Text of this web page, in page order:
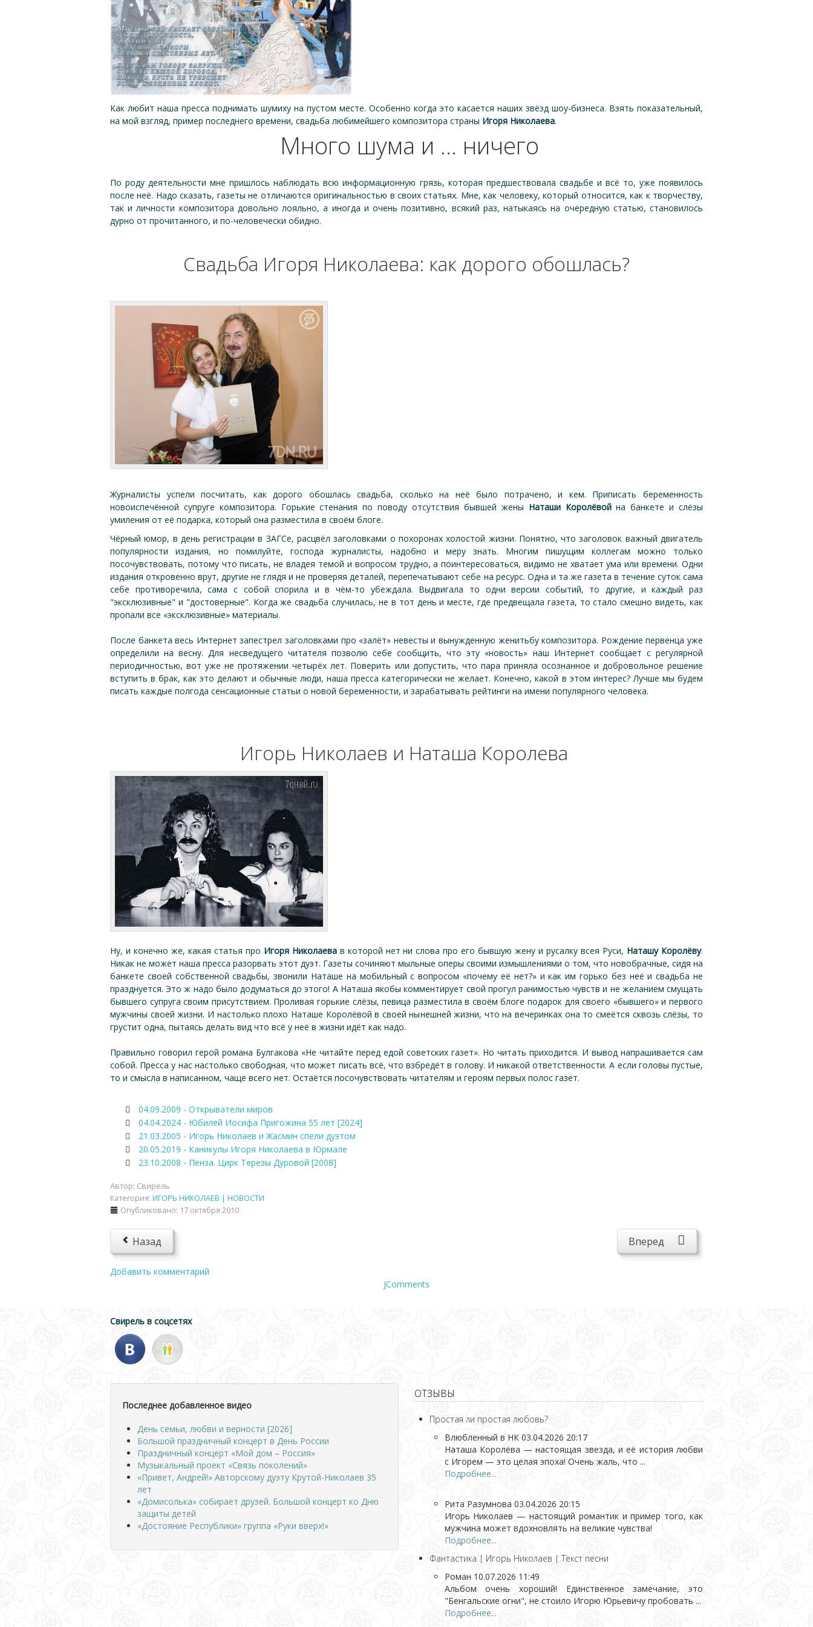
Как любит наша пресса поднимать шумиху на пустом месте. Особенно когда это касается наших звёзд шоу-бизнеса. Взять показательный,
на мой взгляд, пример последнего времени, свадьба любимейшего композитора страны Игоря Николаева.
Много шума и ... ничего
По роду деятельности мне пришлось наблюдать всю информационную грязь, которая предшествовала свадьбе и всё то, уже появилось
после неё. Надо сказать, газеты не отличаются оригинальностью в своих статьях. Мне, как человеку, который относится, как к творчеству,
так и личности композитора довольно лояльно, а иногда и очень позитивно, всякий раз, натыкаясь на очередную статью, становилось
дурно от прочитанного, и по-человечески обидно.
Свадьба Игоря Николаева: как дорого обошлась?
Журналисты успели посчитать, как дорого обошлась свадьба, сколько на неё было потрачено, и кем. Приписать беременность
новоиспечённой супруге композитора. Горькие стенания по поводу отсутствия бывшей жены Наташи Королёвойна банкете и слёзы
умиления от её подарка, который она разместила в своём блоге.
Чёрный юмор, в день регистрации в ЗАГСе, расцвёл заголовками о похоронах холостой жизни. Понятно, что заголовок важный двигатель
популярности издания, но помилуйте, господа журналисты, надобно и меру знать. Многим пишущим коллегам можно только
посочувствовать, потому что писать, не владея темой и вопросом трудно, а поинтересоваться, видимо не хватает ума или времени. Одни
издания откровенно врут, другие не глядя и не проверяя деталей, перепечатывают себе на ресурс. Одна и та же газета в течение суток сама
себе противоречила, сама с собой спорила и в чём-то убеждала. Выдвигала то одни версии событий, то другие, и каждый раз
"эксклюзивные" и "достоверные". Когда же свадьба случилась, не в тот день и месте, где предвещала газета, то стало смешно видеть, как
пропали все «эксклюзивные» материалы.
После банкета весь Интернет запестрел заголовками про «залёт» невесты и вынужденную женитьбу композитора. Рождение первенца уже
определили на весну. Для несведущего читателя позволю себе сообщить, что эту «новость» наш Интернет сообщает с регулярной
периодичностью, вот уже не протяжении четырёх лет. Поверить или допустить, что пара приняла осознанное и добровольное решение
вступить в брак, как это делают и обычные люди, наша пресса категорически не желает. Конечно, какой в этом интерес? Лучше мы будем
писать каждые полгода сенсационные статьи о новой беременности, и зарабатывать рейтинги на имени популярного человека.
Игорь Николаев и Наташа Королева
Ну, и конечно же, какая статья про Игоря Николаевав которой нет ни слова про его бывшую жену и русалку всея Руси, Наташу Королёву.
Никак не может наша пресса разорвать этот дуэт. Газеты сочиняют мыльные оперы своими измышлениями о том, что новобрачные, сидя на
банкете своей собственной свадьбы, звонили Наташе на мобильный с вопросом «почему её нет?» и как им горько без неё и свадьба не
празднуется. Это ж надо было додуматься до этого! А Наташа якобы комментирует свой прогул ранимостью чувств и не желанием смущать
бывшего супруга своим присутствием. Проливая горькие слёзы, певица разместила в своём блоге подарок для своего «бывшего» и первого
мужчины своей жизни. И настолько плохо Наташе Королёвой в своей нынешней жизни, что на вечеринках она то смеётся сквозь слёзы, то
грустит одна, пытаясь делать вид что всё у неё в жизни идёт как надо.
Правильно говорил герой романа Булгакова «Не читайте перед едой советских газет». Но читать приходится. И вывод напрашивается сам
собой. Пресса у нас настолько свободная, что может писать всё, что взбредёт в голову. И никакой ответственности. А если головы пустые,
то и смысла в написанном, чаще всего нет. Остаётся посочувствовать читателям и героям первых полос газет.
04.09.2009 - Открыватели миров
04.04.2024 - Юбилей Иосифа Пригожина 55 лет [2024]
21.03.2005 - Игорь Николаев и Жасмин спели дуэтом
20.05.2019 - Каникулы Игоря Николаева в Юрмале
23.10.2008 - Пенза. Цирк Терезы Дуровой [2008]
Автор: Свирель
Категория: ИГОРЬ НИКОЛАЕВ | НОВОСТИ
Опубликовано: 17 октября 2010
Назад Вперед
Добавить комментарий
JComments
Свирель в соцсетях
Последнее добавленное видео
День семьи, любви и верности [2026]
Большой праздничный концерт в День России
Праздничный концерт «Мой дом – Россия»
Музыкальный проект «Связь поколений»
«Привет, Андрей!» Авторскому дуэту Крутой-Николаев 35
лет
«Домисолька» собирает друзей. Большой концерт ко Дню
защиты детей
«Достояние Республики» группа «Руки вверх!»
ОТЗЫВЫ
Простая ли простая любовь?
Влюбленный в НК 03.04.2026 20:17
Наташа Королёва — настоящая звезда, и её история любви
с Игорем — это целая эпоха! Очень жаль, что ...
Подробнее...
Рита Разумнова 03.04.2026 20:15
Игорь Николаев — настоящий романтик и пример того, как
мужчина может вдохновлять на великие чувства!
Подробнее...
Фантастика | Игорь Николаев | Текст песни
Роман 10.07.2026 11:49
Альбом очень хороший! Единственное замечание, это
"Бенгальские огни", не стоило Игорю Юрьевичу пробовать ...
Подробнее...